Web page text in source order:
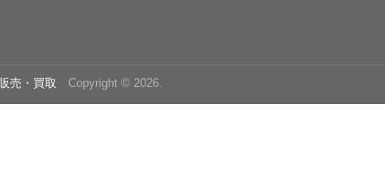
売・買取 Copyright © 2026.